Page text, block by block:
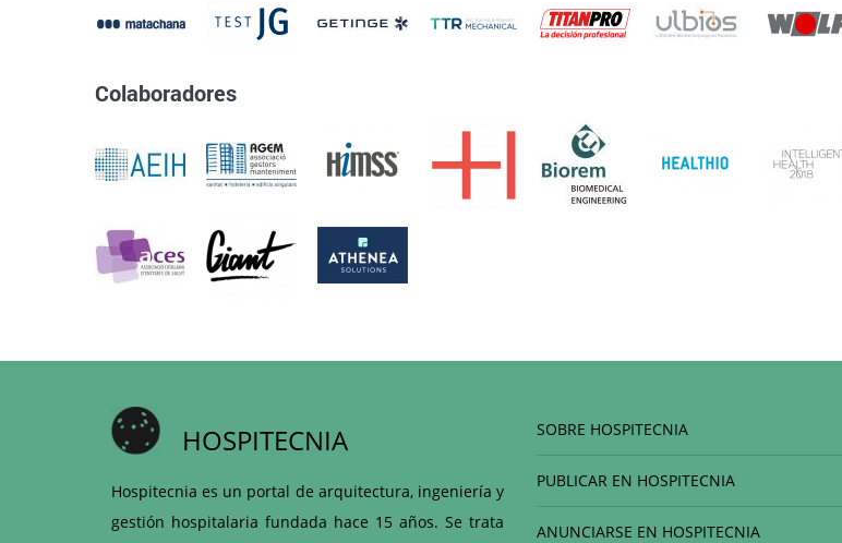
Colaboradores
HOSPITECNIA
Hospitecnia es un portal de arquitectura, ingeniería y
gestión hospitalaria fundada hace 15 años. Se trata
SOBRE HOSPITECNIA
PUBLICAR EN HOSPITECNIA
ANUNCIARSE EN HOSPITECNIA